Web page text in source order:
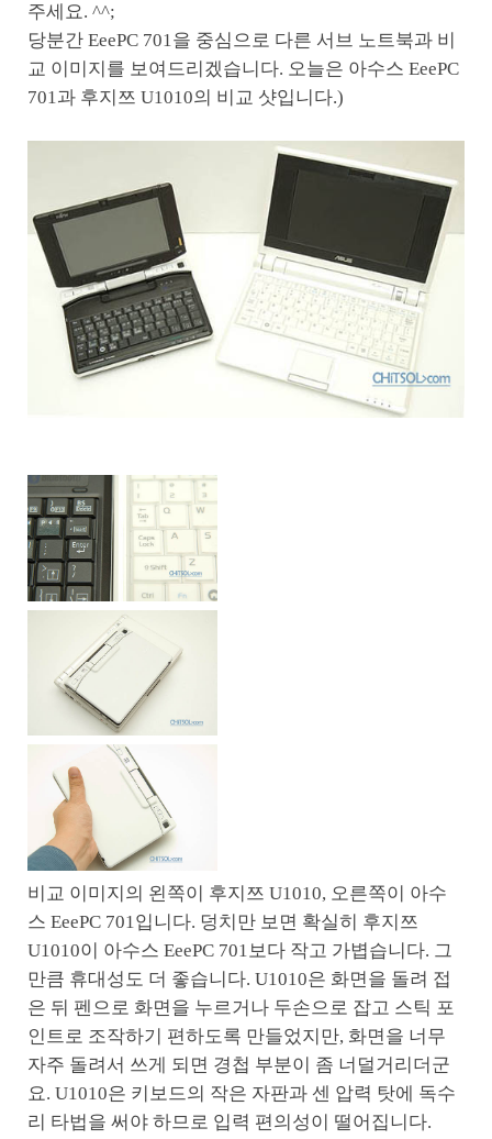
주세요. ^^;
당분간 EeePC 701을 중심으로 다른 서브 노트북과 비
교 이미지를 보여드리겠습니다. 오늘은 아수스 EeePC
701과 후지쯔 U1010의 비교 샷입니다.)
비교 이미지의 왼쪽이 후지쯔 U1010, 오른쪽이 아수
스 EeePC 701입니다. 덩치만 보면 확실히 후지쯔
U1010이 아수스 EeePC 701보다 작고 가볍습니다. 그
만큼 휴대성도 더 좋습니다. U1010은 화면을 돌려 접
은 뒤 펜으로 화면을 누르거나 두손으로 잡고 스틱 포
인트로 조작하기 편하도록 만들었지만, 화면을 너무
자주 돌려서 쓰게 되면 경첩 부분이 좀 너덜거리더군
요. U1010은 키보드의 작은 자판과 센 압력 탓에 독수
리 타법을 써야 하므로 입력 편의성이 떨어집니다.